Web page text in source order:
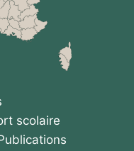
scolaire